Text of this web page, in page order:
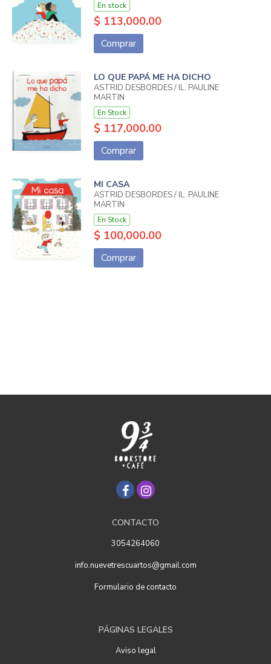
En stock
$ 113,000.00
Comprar
LO QUE PAPÁ ME HA DICHO
ASTRID DESBORDES / IL. PAULINE
MARTIN
En Stock
$ 117,000.00
Comprar
MI CASA
ASTRID DESBORDES / IL. PAULINE
MARTIN
En Stock
$ 100,000.00
Comprar
CONTACTO
3054264060
info.nuevetrescuartos@gmail.com
Formulario de contacto
PÁGINAS LEGALES
Aviso legal